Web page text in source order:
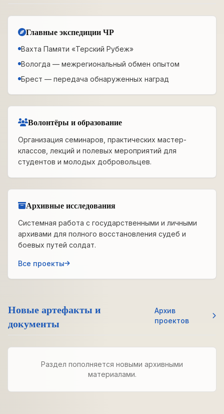
Главные экспедиции ЧР
Вахта Памяти «Терский Рубеж»
Вологда — межрегиональный обмен опытом
Брест — передача обнаруженных наград
Волонтёры и образование
Организация семинаров, практических мастер-
классов, лекций и полевых мероприятий для
студентов и молодых добровольцев.
Архивные исследования
Системная работа с государственными и личными
архивами для полного восстановления судеб и
боевых путей солдат.
Все проекты
Новые артефакты и
документы
Архив
проектов
Раздел пополняется новыми архивными
материалами.